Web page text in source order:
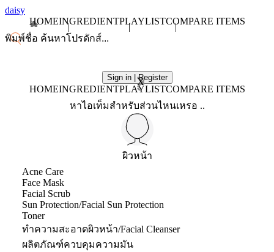
daisy
HOMEINGREDIENTPLAYLISTCOMPARE ITEMS
Sign in | Register
X
HOMEINGREDIENTPLAYLISTCOMPARE ITEMS
หาไอเท็มสำหรับส่วนไหนเหรอ ..
ผิวหน้า
Acne Care
Face Mask
Facial Scrub
Sun Protection/Facial Sun Protection
Toner
ทำความสะอาดผิวหน้า/Facial Cleanser
ผลิตภัณฑ์ควบคุมความมัน